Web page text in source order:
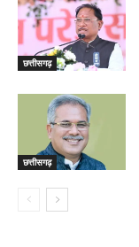
छत्तीसगढ़
छत्तीसगढ़